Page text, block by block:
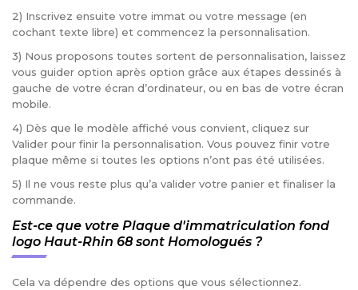
2) Inscrivez ensuite votre immat ou votre message (en
cochant texte libre) et commencez la personnalisation.
3) Nous proposons toutes sortent de personnalisation, laissez
vous guider option après option grâce aux étapes dessinés à
gauche de votre écran d’ordinateur, ou en bas de votre écran
mobile.
4) Dès que le modèle affiché vous convient, cliquez sur
Valider pour finir la personnalisation. Vous pouvez finir votre
plaque même si toutes les options n’ont pas été utilisées.
5) Il ne vous reste plus qu’a valider votre panier et finaliser la
commande.
Est-ce que votre Plaque d'immatriculation fond
logo Haut-Rhin 68 sont Homologués ?
Cela va dépendre des options que vous sélectionnez.